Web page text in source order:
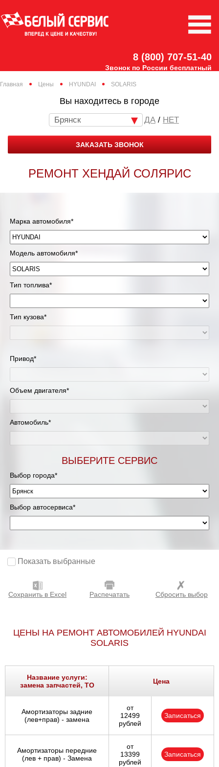
8 (800) 707-51-40
Звонок по России бесплатный
Главная Цены HYUNDAI SOLARIS
Вы находитесь в городе
Брянск / НЕТ
ЗАКАЗАТЬ ЗВОНОК
РЕМОНТ ХЕНДАЙ СОЛЯРИС
Марка автомобиля*
Модель автомобиля*
Тип топлива*
Тип кузова*
Привод*
Объем двигателя*
Автомобиль*
ВЫБЕРИТЕ СЕРВИС
Выбор города*
Выбор автосервиса*
Показать выбранные
Сохранить в Excel Распечатать Сбросить выбор
ЦЕНЫ НА РЕМОНТ АВТОМОБИЛЕЙ HYUNDAI
SOLARIS
Название услуги:
замена запчастей, ТО
Цена
Амортизаторы задние
(лев+прав) - замена
от
12499
рублей
Записаться
Амортизаторы передние
(лев + прав) - Замена
от
13399
рублей
Записаться